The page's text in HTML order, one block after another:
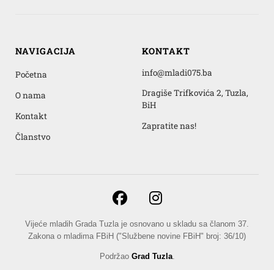
NAVIGACIJA
Početna
O nama
Kontakt
Članstvo
KONTAKT
info@mladi075.ba
Dragiše Trifkovića 2, Tuzla,
BiH
Zapratite nas!
Vijeće mladih Grada Tuzla je osnovano u skladu sa članom 37.
Zakona o mladima FBiH ("Službene novine FBiH" broj: 36/10)
Podržao Grad Tuzla.